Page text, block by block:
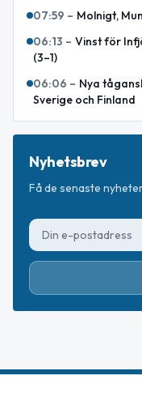
07:59 – Molnigt,
06:13 – Vinst för
(3–1)
06:06 – Nya
Sverige och Finland
Nyhetsbrev
Få de senaste